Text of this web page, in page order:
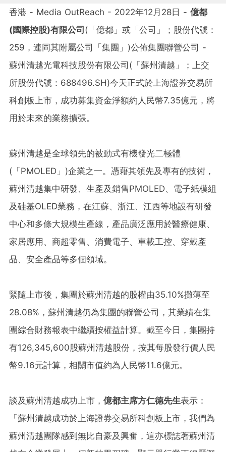
香港 - Media OutReach - 2022年12月28日 - 億都
(國際控股)有限公司 (「億都」或「公司」；股份代號：
259，連同其附屬公司「集團」)公佈集團聯營公司 -
蘇州清越光電科技股份有限公司(「蘇州清越」；上交
所股份代號：688496.SH)今天正式於上海證券交易所
科創板上市，成功募集資金淨額約人民幣7.35億元，將
用於未來的業務擴張。
蘇州清越是全球領先的被動式有機發光二極體
(「PMOLED」)企業之一。憑藉其領先及專有的技術，
蘇州清越集中研發、生產及銷售PMOLED、電子紙模組
及硅基OLED業務，在江蘇、浙江、江西等地設有研發
中心和多條大規模生產線，產品廣泛應用於醫療健康、
家居應用、商超零售、消費電子、車載工控、穿戴產
品、安全產品等多個領域。
緊隨上市後，集團於蘇州清越的股權由35.10%攤薄至
28.08%，蘇州清越仍為集團的聯營公司，其業績在集
團綜合財務報表中繼續按權益計算。截至今日，集團持
有126,345,600股蘇州清越股份，按其每股發行價人民
幣9.16元計算，相關市值約為人民幣11.6億元。
談及蘇州清越成功上市， 億都主席方仁德先生表示：
「蘇州清越成功於上海證券交易所科創板上市，我們為
蘇州清越團隊感到無比自豪及興奮，這亦標誌著蘇州清